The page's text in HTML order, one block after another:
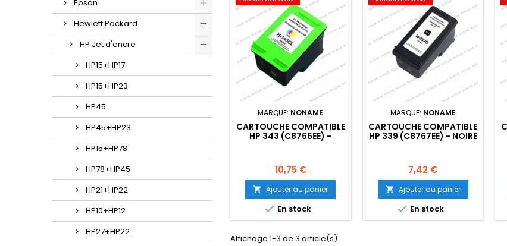
Epson
Hewlett Packard
HP Jet d'encre
HP15+HP17
HP15+HP23
HP45
HP45+HP23
HP15+HP78
HP78+HP45
HP21+HP22
HP10+HP12
HP27+HP22
MARQUE: NONAME
CARTOUCHE COMPATIBLE
HP 343 (C8766EE) -
Prix
10,75 €
 Ajouter au panier
 En stock
MARQUE: NONAME
CARTOUCHE COMPATIBLE
HP 339 (C8767EE) - NOIRE
Prix
7,42 €
 Ajouter au panier
 En stock
Affichage 1-3 de 3 article(s)